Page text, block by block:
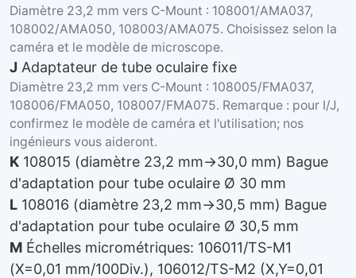
Diamètre 23,2 mm vers C-Mount : 108001/AMA037,
108002/AMA050, 108003/AMA075. Choisissez selon la
caméra et le modèle de microscope.
J Adaptateur de tube oculaire fixe
Diamètre 23,2 mm vers C-Mount : 108005/FMA037,
108006/FMA050, 108007/FMA075. Remarque : pour I/J,
confirmez le modèle de caméra et l'utilisation; nos
ingénieurs vous aideront.
K 108015 (diamètre 23,2 mm→30,0 mm) Bague
d'adaptation pour tube oculaire Ø 30 mm
L 108016 (diamètre 23,2 mm→30,5 mm) Bague
d'adaptation pour tube oculaire Ø 30,5 mm
M Échelles micrométriques: 106011/TS-M1
(X=0,01 mm/100Div.), 106012/TS-M2 (X,Y=0,01